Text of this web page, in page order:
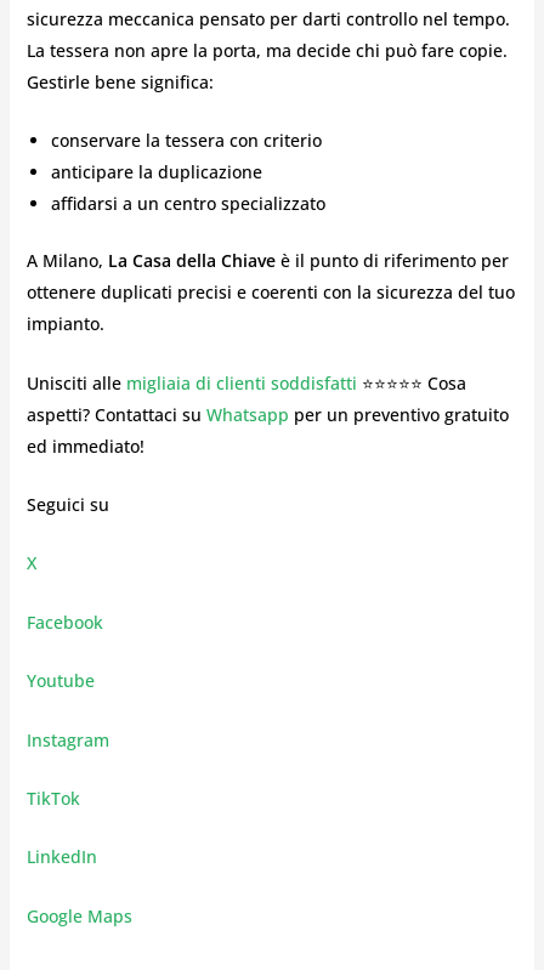
sicurezza meccanica pensato per darti controllo nel tempo.
La tessera non apre la porta, ma decide chi può fare copie.
Gestirle bene significa:
conservare la tessera con criterio
anticipare la duplicazione
affidarsi a un centro specializzato
A Milano, La Casa della Chiaveè il punto di riferimento per
ottenere duplicati precisi e coerenti con la sicurezza del tuo
impianto.
Unisciti alle migliaia di clienti soddisfatti ⭐⭐⭐⭐⭐ Cosa
aspetti? Contattaci su Whatsapp per un preventivo gratuito
ed immediato!
Seguici su
X
Facebook
Youtube
Instagram
TikTok
LinkedIn
Google Maps